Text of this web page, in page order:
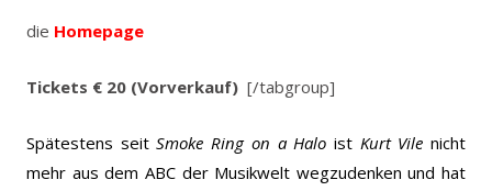
die Homepage
Tickets € 20 (Vorverkauf) [/tabgroup]
Spätestens seitSmoke Ring on a Halo ist Kurt Vile nicht
mehr aus dem ABC der Musikwelt wegzudenken und hat